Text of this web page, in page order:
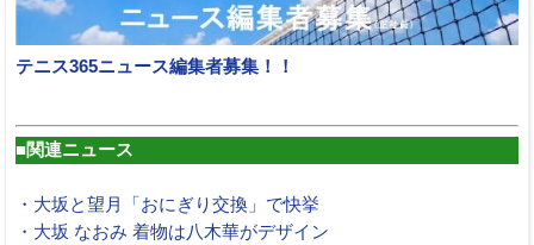
テニス365ニュース編集者募集！！
■関連ニュース
・大坂と望月「おにぎり交換」で快挙
・大坂 なおみ 着物は八木華がデザイン